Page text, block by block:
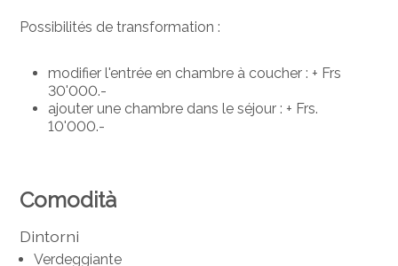
Possibilités de transformation :
modifier l'entrée en chambre à coucher : + Frs
30'000.-
ajouter une chambre dans le séjour : + Frs.
10'000.-
Comodità
Dintorni
Verdeggiante